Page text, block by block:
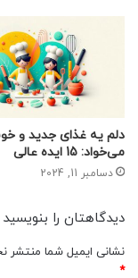
دلم یه غذای جدید و
می‌خواد: 15 ایده عالی
دسامبر 11, 2024
دیدگاهتان را بنویسید
نشانی ایمیل شما منتشر
*